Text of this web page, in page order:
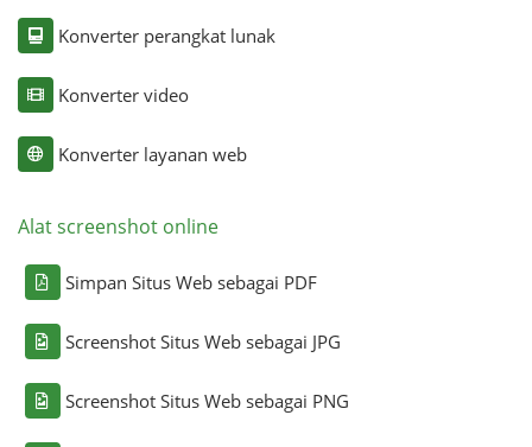
Konverter perangkat lunak
Konverter video
Konverter layanan web
Alat screenshot online
Simpan Situs Web sebagai PDF
Screenshot Situs Web sebagai JPG
Screenshot Situs Web sebagai PNG